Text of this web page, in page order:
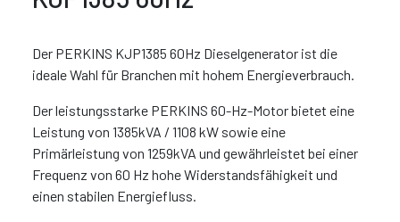
Der PERKINS KJP1385 60Hz Dieselgenerator ist die
ideale Wahl für Branchen mit hohem Energieverbrauch.
Der leistungsstarke PERKINS 60-Hz-Motor bietet eine
Leistung von 1385kVA / 1108 kW sowie eine
Primärleistung von 1259kVA und gewährleistet bei einer
Frequenz von 60 Hz hohe Widerstandsfähigkeit und
einen stabilen Energiefluss.